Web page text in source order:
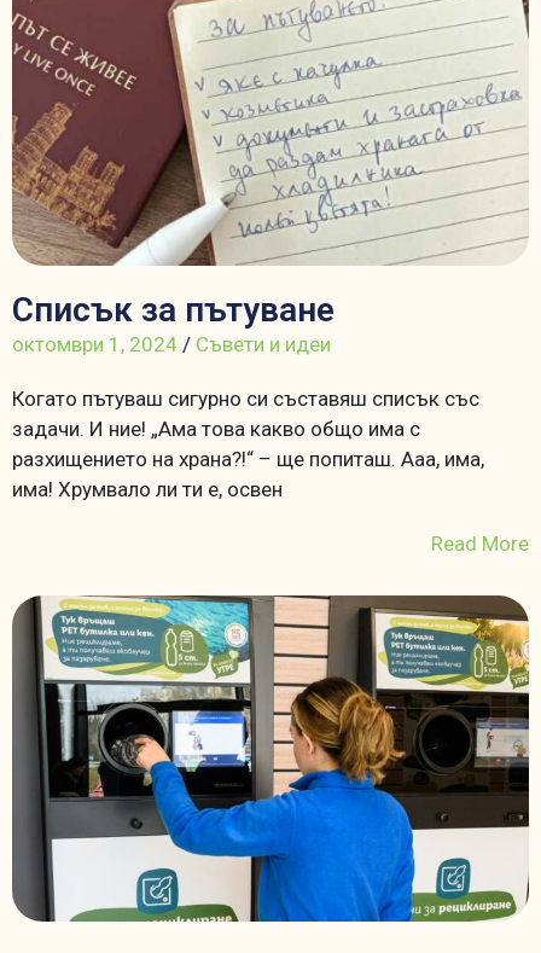
Списък за пътуване
октомври 1, 2024 / Съвети и идеи
Когато пътуваш сигурно си съставяш списък със
задачи. И ние! „Ама това какво общо има с
разхищението на храна?!“ – ще попиташ. Ааа, има,
има! Хрумвало ли ти е, освен
Read More